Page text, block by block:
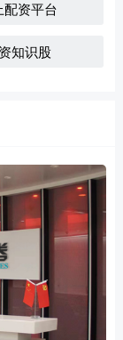
配资平台
知识股